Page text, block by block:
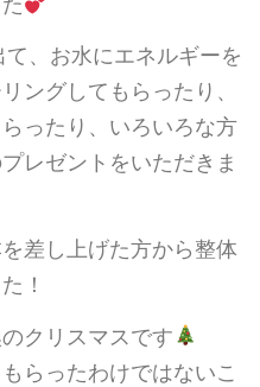
、お水にエネルギーを
ングしてもらったり、
ったり、いろいろな方
レゼントをいただきま
差し上げた方から整体
！
クリスマスです
らったわけではないこ